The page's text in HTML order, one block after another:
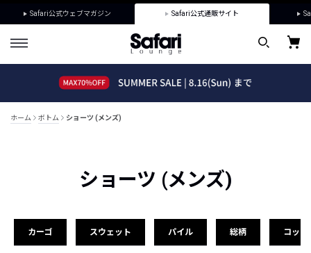
Safari公式ウェブマガジン Safari公式通販サイト
ホーム ボトム ショーツ (メンズ)
ショーツ (メンズ)
カーゴ スウェット パイル 総柄 コット